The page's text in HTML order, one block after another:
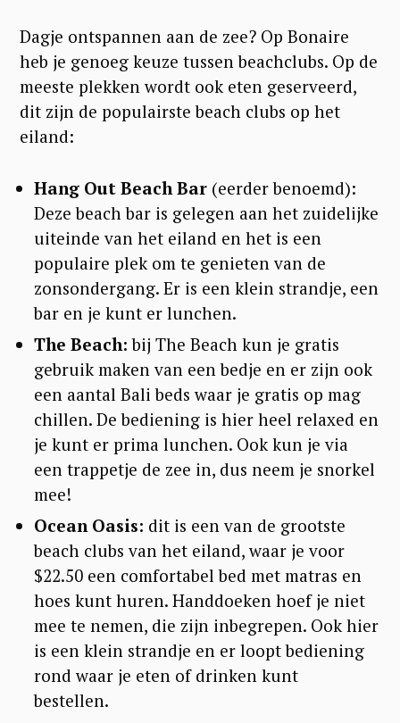
Dagje ontspannen aan de zee? Op Bonaire
heb je genoeg keuze tussen beachclubs. Op de
meeste plekken wordt ook eten geserveerd,
dit zijn de populairste beach clubs op het
eiland:
Hang Out Beach Bar(eerder benoemd):
Deze beach bar is gelegen aan het zuidelijke
uiteinde van het eiland en het is een
populaire plek om te genieten van de
zonsondergang. Er is een klein strandje, een
bar en je kunt er lunchen.
The Beach: bij The Beach kun je gratis
gebruik maken van een bedje en er zijn ook
een aantal Bali beds waar je gratis op mag
chillen. De bediening is hier heel relaxed en
je kunt er prima lunchen. Ook kun je via
een trappetje de zee in, dus neem je snorkel
mee!
Ocean Oasis: dit is een van de grootste
beach clubs van het eiland, waar je voor
$22.50 een comfortabel bed met matras en
hoes kunt huren. Handdoeken hoef je niet
mee te nemen, die zijn inbegrepen. Ook hier
is een klein strandje en er loopt bediening
rond waar je eten of drinken kunt
bestellen.